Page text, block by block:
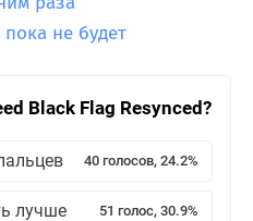
не будет
Black Flag Resynced?
40 голосов, 24.2%
лучше 51 голос, 30.9%